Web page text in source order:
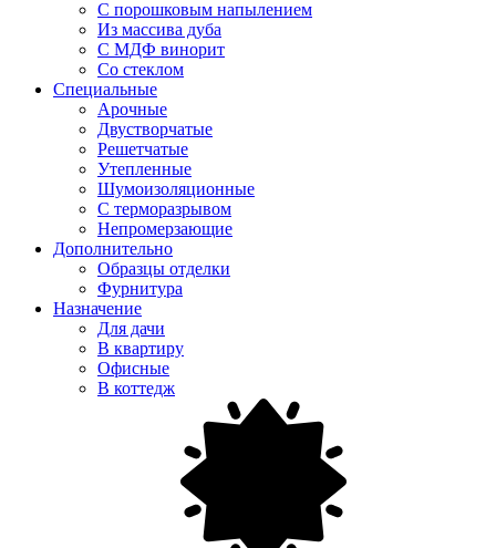
С порошковым напылением
Из массива дуба
С МДФ винорит
Со стеклом
Специальные
Арочные
Двустворчатые
Решетчатые
Утепленные
Шумоизоляционные
С терморазрывом
Непромерзающие
Дополнительно
Образцы отделки
Фурнитура
Назначение
Для дачи
В квартиру
Офисные
В коттедж